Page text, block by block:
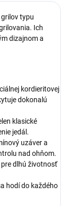
typu
Ich
dizajnom a
kordieritovej
dokonalú
klasické
jedál.
uzáver a
nad ohňom.
dlhú životnosť
hodí do každého